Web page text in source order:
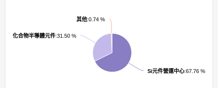
Si元件營運中心:67.76 %
化合物半導體元件:31.50 %
其他:0.74 %